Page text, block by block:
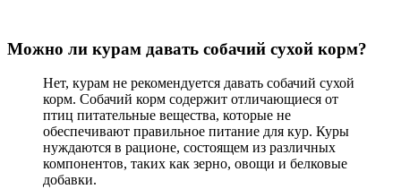
Можно ли курам давать собачий сухой корм?
Нет, курам не рекомендуется давать собачий сухой
корм. Собачий корм содержит отличающиеся от
птиц питательные вещества, которые не
обеспечивают правильное питание для кур. Куры
нуждаются в рационе, состоящем из различных
компонентов, таких как зерно, овощи и белковые
добавки.